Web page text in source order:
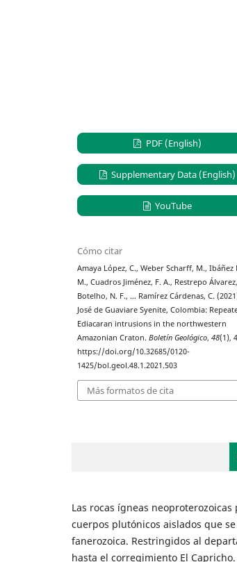
PDF (English)
Supplementary Data (English)
YouTube
Cómo citar
Amaya López, C., Weber Scharff, M., Ibáñez
M., Cuadros Jiménez, F. A., Restrepo Álvarez,
Botelho, N. F., … Ramírez Cárdenas, C.
José de Guaviare Syenite, Colombia:
Ediacaran intrusions in the northwestern
Amazonian Craton.Boletín Geológico,48(1),
https://doi.org/10.32685/0120-
1425/bol.geol.48.1.2021.503
Más formatos de cita
Las rocas ígneas
cuerpos plutónicos aislados que
fanerozoica. Restringidos al
hasta el corregimiento El